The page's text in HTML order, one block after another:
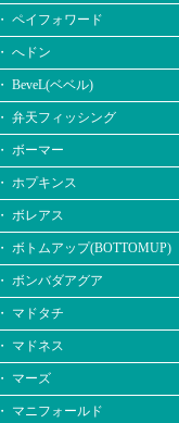
・ ペイフォワード
・ へドン
・ BeveL(ベベル)
・ 弁天フィッシング
・ ボーマー
・ ホプキンス
・ ボレアス
・ ボトムアップ(BOTTOMUP)
・ ボンバダアグア
・ マドタチ
・ マドネス
・ マーズ
・ マニフォールド